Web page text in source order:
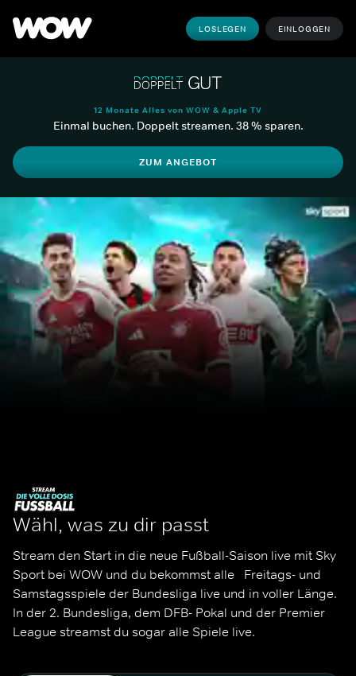
LOSLEGEN EINLOGGEN
12 Monate Alles von WOW & Apple TV
Einmal buchen. Doppelt streamen. 38 % sparen.
ZUM ANGEBOT
Wähl, was zu dir passt
Stream den Start in die neue Fußball-Saison live mit Sky
Sport bei WOW und du bekommst alle   Freitags- und
Samstagsspiele der Bundesliga live und in voller Länge.
In der 2. Bundesliga, dem DFB- Pokal und der Premier
League streamst du sogar alle Spiele live.